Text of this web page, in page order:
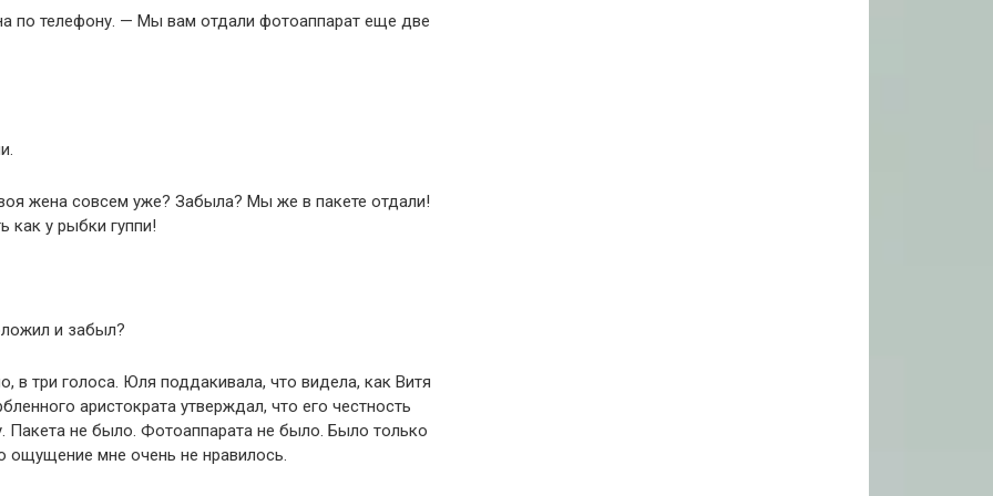
по телефону. — Мы вам отдали фотоаппарат еще две
жена совсем уже? Забыла? Мы же в пакете отдали!
как у рыбки гуппи!
и забыл?
в три голоса. Юля поддакивала, что видела, как Витя
аристократа утверждал, что его честность
Пакета не было. Фотоаппарата не было. Было только
ощущение мне очень не нравилось.